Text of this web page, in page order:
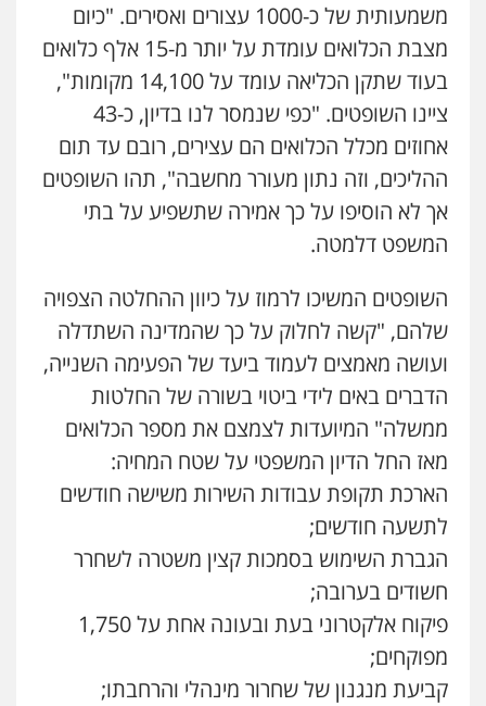
משמעותית של כ-1000 עצורים ואסירים. "כיום
מצבת הכלואים עומדת על יותר מ-15 אלף כלואים
בעוד שתקן הכליאה עומד על 14,100 מקומות",
ציינו השופטים. "כפי שנמסר לנו בדיון, כ-43
אחוזים מכלל הכלואים הם עצירים, רובם עד תום
ההליכים, וזה נתון מעורר מחשבה", תהו השופטים
אך לא הוסיפו על כך אמירה שתשפיע על בתי
המשפט דלמטה.
השופטים המשיכו לרמוז על כיוון ההחלטה הצפויה
שלהם, "קשה לחלוק על כך שהמדינה השתדלה
ועושה מאמצים לעמוד ביעד של הפעימה השנייה,
הדברים באים לידי ביטוי בשורה של החלטות
ממשלה" המיועדות לצמצם את מספר הכלואים
מאז החל הדיון המשפטי על שטח המחיה:
הארכת תקופת עבודות השירות משישה חודשים
לתשעה חודשים;
הגברת השימוש בסמכות קצין משטרה לשחרר
חשודים בערובה;
פיקוח אלקטרוני בעת ובעונה אחת על 1,750
מפוקחים;
קביעת מנגנון של שחרור מינהלי והרחבתו;